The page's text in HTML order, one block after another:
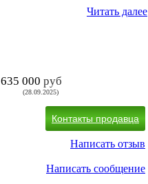
Читать далее
635 000 руб
(28.09.2025)
Контакты продавца
Написать отзыв
Написать сообщение